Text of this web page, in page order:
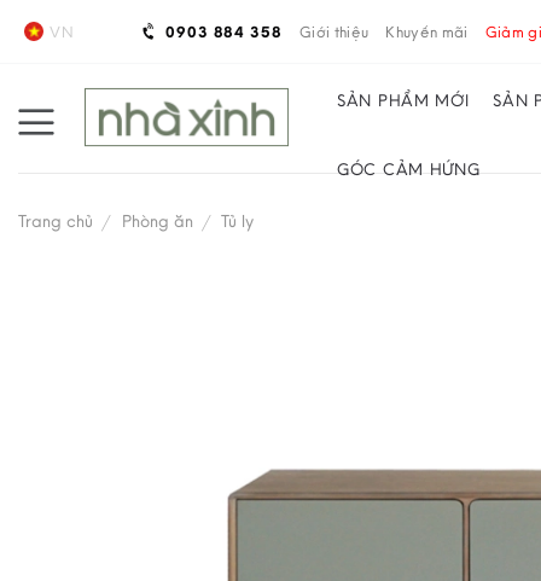
Skip
VN 0903 884 358 Giới thiệu Khuyến mãi Giảm
SẢN PHẨM MỚI SẢN
GÓC CẢM HỨNG
Trang chủ / Phòng ăn / Tủ ly